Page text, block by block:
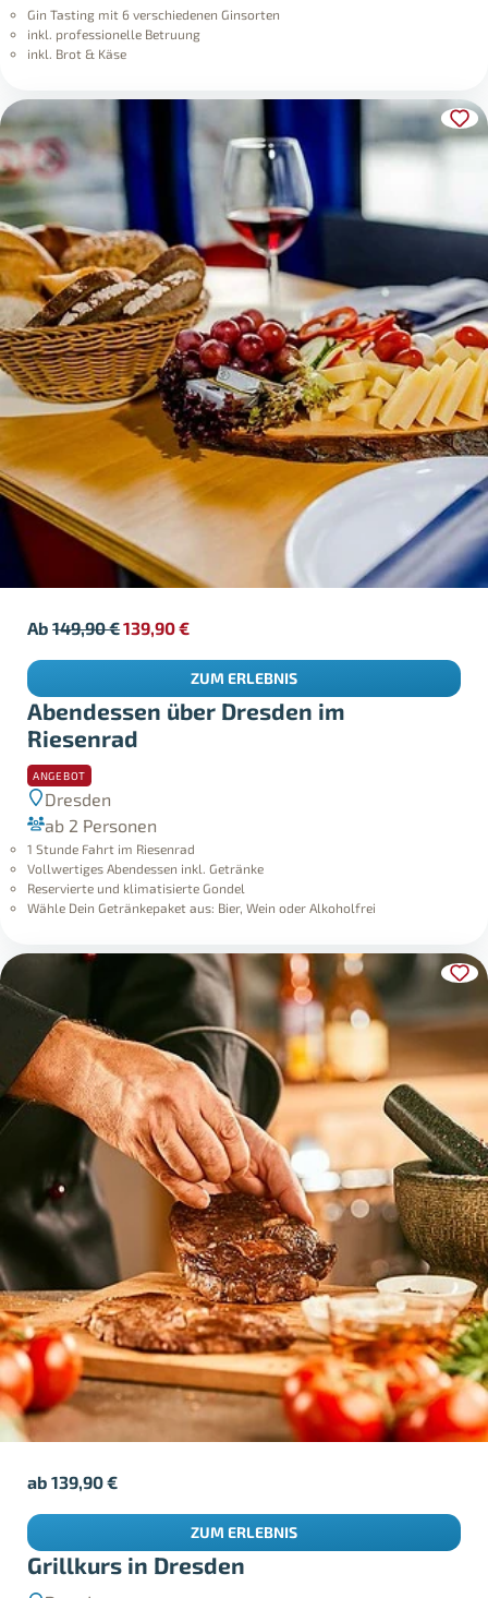
Gin Tasting mit 6 verschiedenen Ginsorten
inkl. professionelle Betruung
inkl. Brot & Käse
Abendessen über Dresden im
Riesenrad
ANGEBOT
Dresden
ab 2 Personen
1 Stunde Fahrt im Riesenrad
Vollwertiges Abendessen inkl. Getränke
Reservierte und klimatisierte Gondel
Wähle Dein Getränkepaket aus: Bier, Wein oder Alkoholfrei
Ab149,90€139,90€
ZUM ERLEBNIS
Grillkurs in Dresden
ab139,90€
ZUM ERLEBNIS